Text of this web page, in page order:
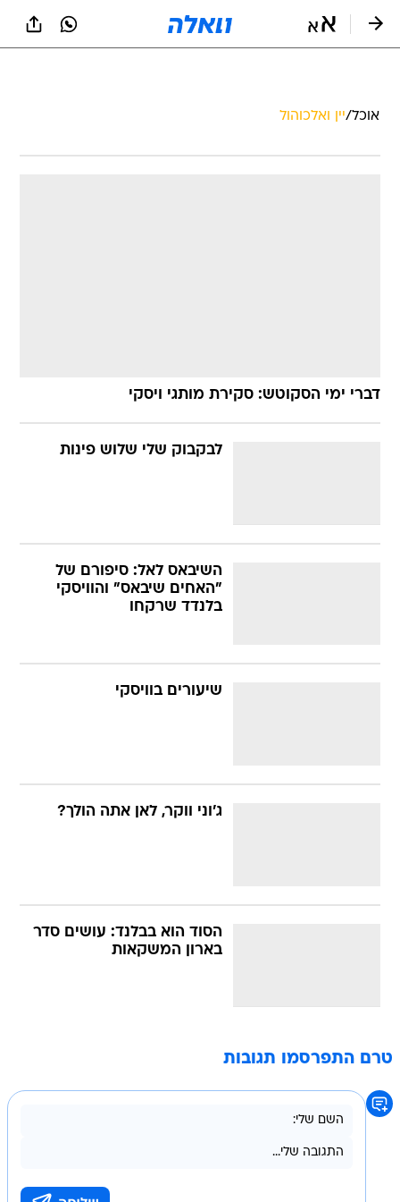
אוכל/יין ואלכוהול
דברי ימי הסקוטש: סקירת מותגי ויסקי
לבקבוק שלי שלוש פינות
השיבאס לאל: סיפורם של
"האחים שיבאס" והוויסקי
בלנדד שרקחו
שיעורים בוויסקי
ג'וני ווקר, לאן אתה הולך?
הסוד הוא בבלנד: עושים סדר
בארון המשקאות
טרם התפרסמו תגובות